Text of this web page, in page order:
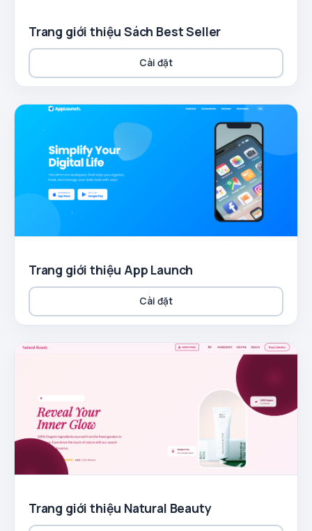
Trang giới thiệu Sách Best Seller
Cài đặt
Trang giới thiệu App Launch
Cài đặt
Trang giới thiệu Natural Beauty